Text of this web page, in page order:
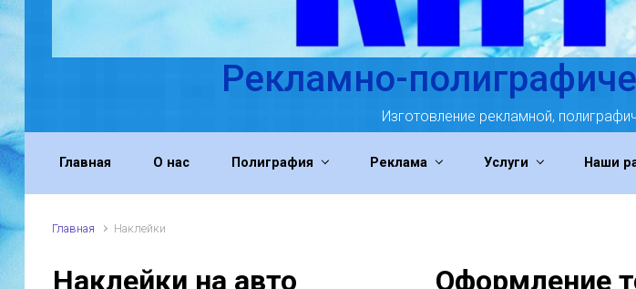
Рекламно-
Изготовление рекламной,
Главная О нас Полиграфия Реклама Услуги Наши
Главная Наклейки
Наклейки на авто
Оформление